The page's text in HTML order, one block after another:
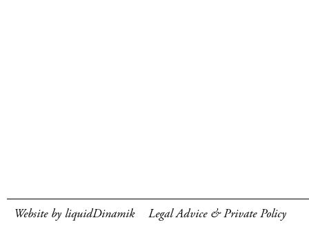
Website by liquidDinamik Legal Advice & Private Policy